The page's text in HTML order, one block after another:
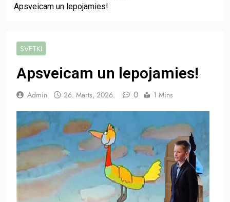
Apsveicam un lepojamies!
SVĒTKI
Apsveicam un lepojamies!
Admin 26. Marts, 2026. 0 1 Mins